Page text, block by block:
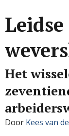
Leidse
Het
Door Kees van